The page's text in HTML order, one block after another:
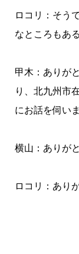
ロコリ：そう
なところもあ
甲木：ありが
り、北九州市
にお話を伺い
横山：ありが
ロコリ：あり